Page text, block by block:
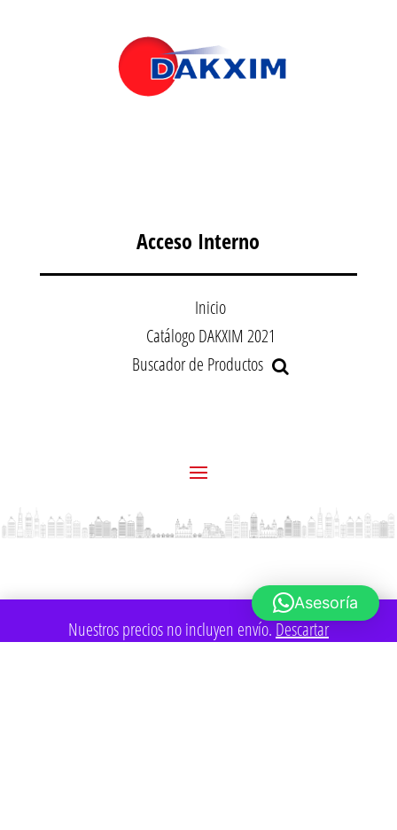
Nuestros precios no incluyen envío. Descartar
Acceso Interno
Inicio
Catálogo DAKXIM 2021
Buscador de Productos
Asesoría